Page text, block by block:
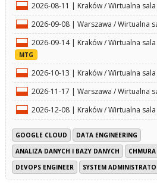
2026-08-11 | Kraków / Wirtualna sala
2026-09-08 | Warszawa / Wirtualna
2026-09-14 | Kraków / Wirtualna sala
MTG
2026-10-13 | Kraków / Wirtualna sala
2026-11-17 | Warszawa / Wirtualna
2026-12-08 | Kraków / Wirtualna sala
GOOGLE CLOUD
DATA ENGINEERING
ANALIZA DANYCH I BAZY DANYCH
DEVOPS ENGINEER
SYSTEM